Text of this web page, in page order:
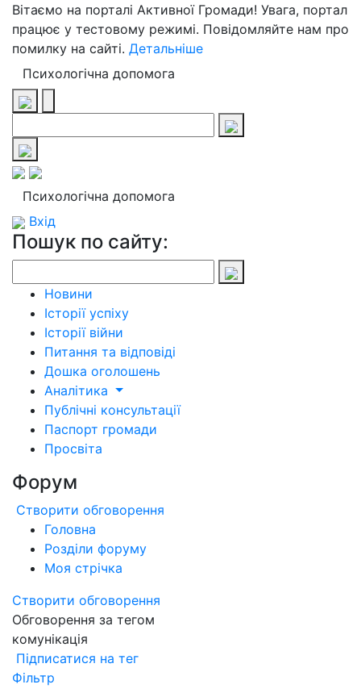
Вітаємо на порталі Активної Громади! Увага, портал
працює у тестовому режимі. Повідомляйте нам про
помилку на сайті. Детальніше
Психологічна допомога
Психологічна допомога
Вхід
Пошук по сайту:
Новини
Історії успіху
Історії війни
Питання та відповіді
Дошка оголошень
Аналітика
Публічні консультації
Паспорт громади
Просвіта
Форум
Створити обговорення
Головна
Розділи форуму
Моя стрічка
Створити обговорення
Обговорення за тегом
комунікація
Підписатися на тег
Фільтр